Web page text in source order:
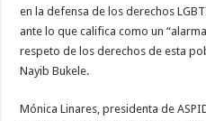
en la defensa de los derechos
ante lo que califica como un
respeto de los derechos de esta
Nayib Bukele.
Mónica Linares, presidenta de